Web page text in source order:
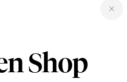
Shop